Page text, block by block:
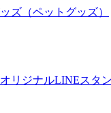
ズ（ペットグッズ）
リジナルLINEスタ